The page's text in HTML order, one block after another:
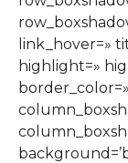
link_hover=»
highlight=»